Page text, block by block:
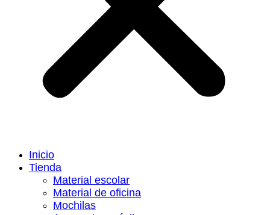
Inicio
Tienda
Material escolar
Material de oficina
Mochilas